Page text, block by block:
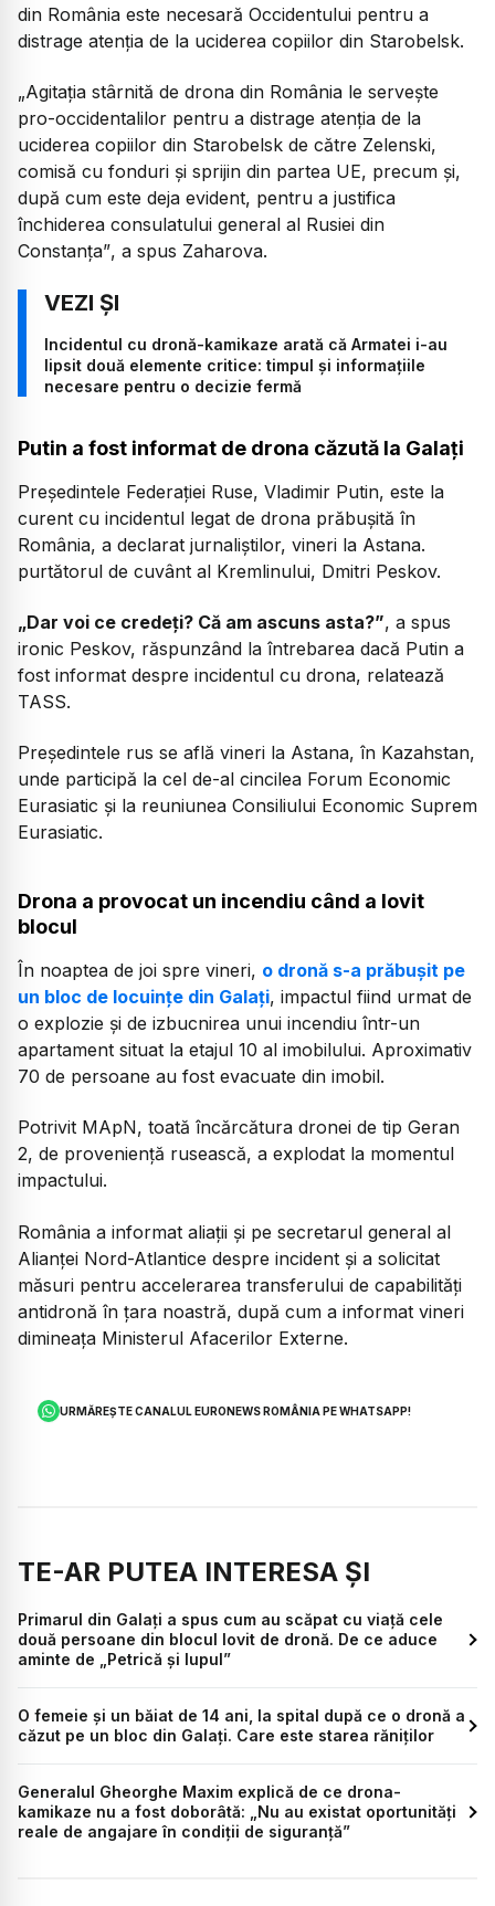
din România este necesară Occidentului pentru a
distrage atenția de la uciderea copiilor din Starobelsk.
„Agitația stârnită de drona din România le servește
pro-occidentalilor pentru a distrage atenția de la
uciderea copiilor din Starobelsk de către Zelenski,
comisă cu fonduri și sprijin din partea UE, precum și,
după cum este deja evident, pentru a justifica
închiderea consulatului general al Rusiei din
Constanța”, a spus Zaharova.
Incidentul cu dronă-kamikaze arată că Armatei i-au
lipsit două elemente critice: timpul și informațiile
necesare pentru o decizie fermă
Putin a fost informat de drona căzută la Galați
Președintele Federației Ruse, Vladimir Putin, este la
curent cu incidentul legat de drona prăbușită în
România, a declarat jurnaliștilor, vineri la Astana.
purtătorul de cuvânt al Kremlinului, Dmitri Peskov.
„Dar voi ce credeți? Că am ascuns asta?”, a spus
ironic Peskov, răspunzând la întrebarea dacă Putin a
fost informat despre incidentul cu drona, relatează
TASS.
Președintele rus se află vineri la Astana, în Kazahstan,
unde participă la cel de-al cincilea Forum Economic
Eurasiatic și la reuniunea Consiliului Economic Suprem
Eurasiatic.
Drona a provocat un incendiu când a lovit
blocul
În noaptea de joi spre vineri, o dronă s-a prăbușit pe
un bloc de locuințe din Galați, impactul fiind urmat de
o explozie și de izbucnirea unui incendiu într-un
apartament situat la etajul 10 al imobilului. Aproximativ
70 de persoane au fost evacuate din imobil.
Potrivit MApN, toată încărcătura dronei de tip Geran
2, de proveniență rusească, a explodat la momentul
impactului.
România a informat aliații și pe secretarul general al
Alianței Nord-Atlantice despre incident și a solicitat
măsuri pentru accelerarea transferului de capabilități
antidronă în țara noastră, după cum a informat vineri
dimineața Ministerul Afacerilor Externe.
URMĂREȘTE CANALUL EURONEWS ROMÂNIA PE WHATSAPP!
TE-AR PUTEA INTERESA ȘI
Primarul din Galați a spus cum au scăpat cu viață cele
două persoane din blocul lovit de dronă. De ce aduce
aminte de „Petrică și lupul”
O femeie și un băiat de 14 ani, la spital după ce o dronă a
căzut pe un bloc din Galați. Care este starea răniților
Generalul Gheorghe Maxim explică de ce drona-
kamikaze nu a fost doborâtă: „Nu au existat oportunități
reale de angajare în condiții de siguranță”